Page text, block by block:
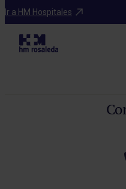
Ir a HM Hospitales
Contacta con el
El Hospital Policlínico La
encuentra ubicado en el